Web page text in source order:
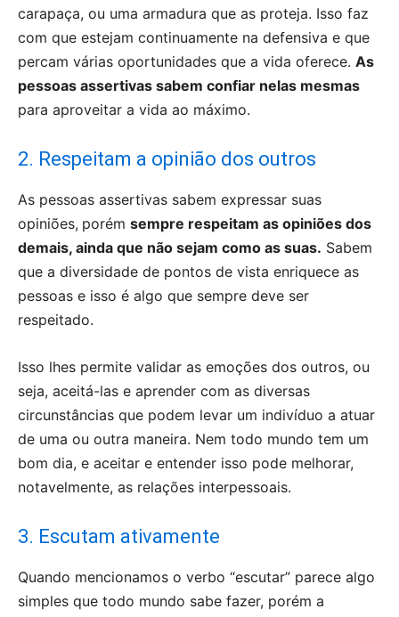
carapaça, ou uma armadura que as proteja. Isso faz
com que estejam continuamente na defensiva e que
percam várias oportunidades que a vida oferece. As
pessoas assertivas sabem confiar nelas mesmas
para aproveitar a vida ao máximo.
2. Respeitam a opinião dos outros
As pessoas assertivas sabem expressar suas
opiniões, porém sempre respeitam as opiniões dos
demais, ainda que não sejam como as suas. Sabem
que a diversidade de pontos de vista enriquece as
pessoas e isso é algo que sempre deve ser
respeitado.
Isso lhes permite validar as emoções dos outros, ou
seja, aceitá-las e aprender com as diversas
circunstâncias que podem levar um indivíduo a atuar
de uma ou outra maneira. Nem todo mundo tem um
bom dia, e aceitar e entender isso pode melhorar,
notavelmente, as relações interpessoais.
3. Escutam ativamente
Quando mencionamos o verbo “escutar” parece algo
simples que todo mundo sabe fazer, porém a